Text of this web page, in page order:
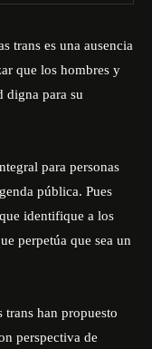
trans es una ausencia
que los hombres y
digna para su
para personas
pública. Pues
identifique a los
perpetúa que sea un
trans han propuesto
perspectiva de